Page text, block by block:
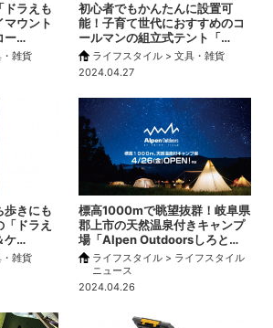
ドラえも
マウント
ー…
雑貨
初心者でもかんたんに設置可
能！子育て世代におすすめのコ
ールマンの組立式テント「…
ライフスタイル > 文具・雑貨
2024.04.27
歩きにも
ドラえ
ケ…
雑貨
標高1000mで眺望抜群！岐阜県
郡上市の天然温泉付きキャンプ
場「Alpen Outdoorsしろと…
ライフスタイル > ライフスタイル
ニュース
2024.04.26